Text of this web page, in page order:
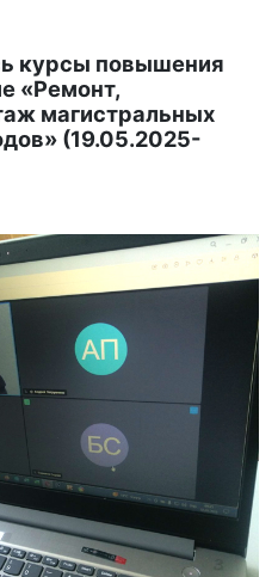
курсы повышения
«Ремонт,
магистральных
(19.05.2025-